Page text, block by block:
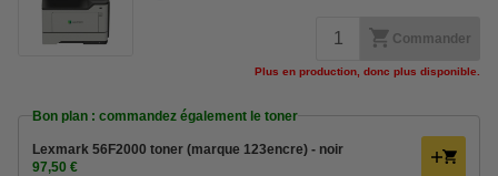
Commander
Plus en production, donc plus disponible.
Bon plan : commandez également le toner
Lexmark 56F2000 toner (marque 123encre) - noir
97,50 €